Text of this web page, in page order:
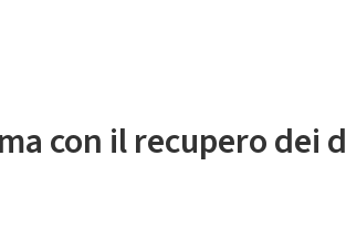
con il recupero dei